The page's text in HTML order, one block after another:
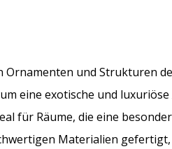
Ornamenten und Strukturen
eine exotische und
für Räume, die eine
Materialien